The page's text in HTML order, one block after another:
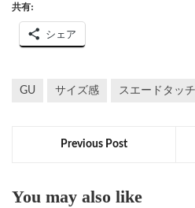
共有:
シェア
GU サイズ感 スエードタッ
Previous Post
You may also like